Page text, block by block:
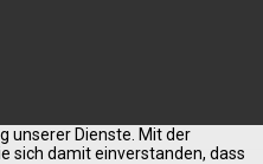
unserer Dienste. Mit der
sich damit einverstanden, dass